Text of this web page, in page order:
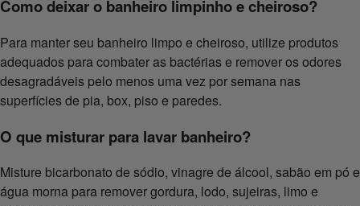
Como deixar o banheiro limpinho e cheiroso?
Para manter seu banheiro limpo e cheiroso, utilize produtos
adequados para combater as bactérias e remover os odores
desagradáveis pelo menos uma vez por semana nas
superfícies de pia, box, piso e paredes.
O que misturar para lavar banheiro?
Misture bicarbonato de sódio, vinagre de álcool, sabão em pó e
água morna para remover gordura, lodo, sujeiras, limo e